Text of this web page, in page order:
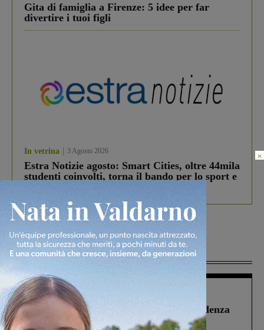
Gita di famiglia a Firenze: 5 idee per far
divertire i tuoi figli
In vetrina 3 Agosto 2026
Estra Notizie agosto: Smart Cities, oltre 44mila
studenti coinvolti, torna il bando per lo sport e
Più lette
Figline Incisa Valdarno 1 Agosto 2026
Piscina di Figline finanziata oltre la scadenza
Pnrr, il gruppo di Fratelli d’Italia: “Un
×